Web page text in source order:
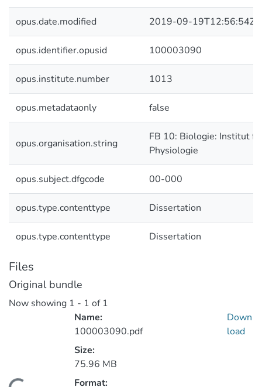
opus.date.modified 2019-09-19T12:56:54Z
opus.identifier.opusid 100003090
opus.institute.number 1013
opus.metadataonly false
opus.organisation.string
FB 10: Biologie: Institut
Physiologie
opus.subject.dfgcode 00-000
opus.type.contenttype Dissertation
opus.type.contenttype Dissertation
Files
Original bundle
Now showing 1 - 1 of 1
Name:
100003090.pdf
Size:
75.96 MB
Format:
Down
load